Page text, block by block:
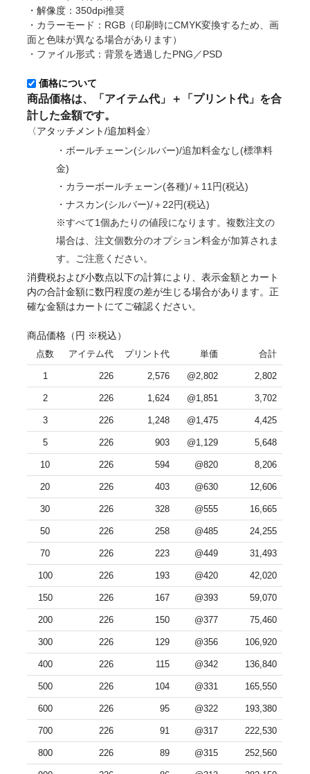
・解像度：350dpi推奨
・カラーモード：RGB（印刷時にCMYK変換するため、画
面と色味が異なる場合があります）
・ファイル形式：背景を透過したPNG／PSD
価格について
商品価格は、「アイテム代」＋「プリント代」を合
計した金額です。
〈アタッチメント/追加料金〉
・ボールチェーン(シルバー)/追加料金なし(標準料
金)
・カラーボールチェーン(各種)/＋11円(税込)
・ナスカン(シルバー)/＋22円(税込)
※すべて1個あたりの値段になります。複数注文の
場合は、注文個数分のオプション料金が加算されま
す。ご注意ください。
消費税および小数点以下の計算により、表示金額とカート
内の合計金額に数円程度の差が生じる場合があります。正
確な金額はカートにてご確認ください。
商品価格 （円 ※税込）
点数 アイテム代 プリント代 単価 合計
1 226 2,576 @2,802 2,802
2 226 1,624 @1,851 3,702
3 226 1,248 @1,475 4,425
5 226 903 @1,129 5,648
10 226 594 @820 8,206
20 226 403 @630 12,606
30 226 328 @555 16,665
50 226 258 @485 24,255
70 226 223 @449 31,493
100 226 193 @420 42,020
150 226 167 @393 59,070
200 226 150 @377 75,460
300 226 129 @356 106,920
400 226 115 @342 136,840
500 226 104 @331 165,550
600 226 95 @322 193,380
700 226 91 @317 222,530
800 226 89 @315 252,560